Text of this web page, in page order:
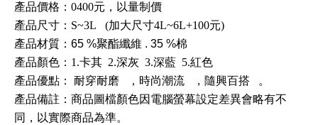
產品價格：0400元，以量制價
產品尺寸：S~3L (加大尺寸4L~6L+100元)
產品材質：65 %聚酯纖維 . 35 %棉
產品顏色：1.卡其 2.深灰 3.深藍 5.紅色
產品優點：
耐穿耐磨 ，時尚潮流 ，隨興百搭
。
產品備註：商品圖檔顏色因電腦螢幕設定差異會略有不
同，以實際商品為準。